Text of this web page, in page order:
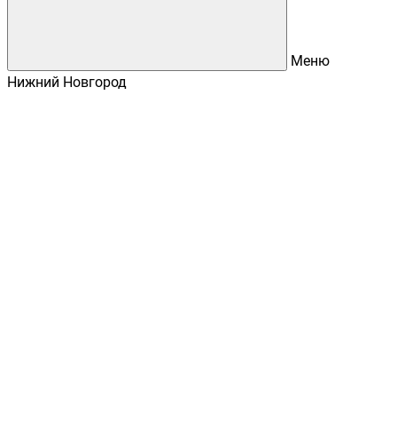
Меню
Нижний Новгород